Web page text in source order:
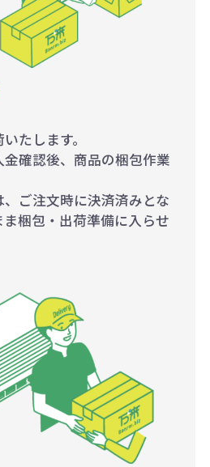
たします。
確認後、商品の梱包作業
ご注文時に決済済みとな
梱包・出荷準備に入らせ